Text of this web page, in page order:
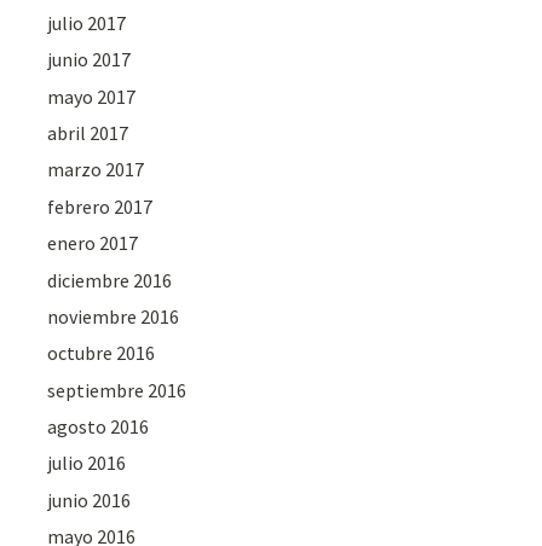
julio 2017
junio 2017
mayo 2017
abril 2017
marzo 2017
febrero 2017
enero 2017
diciembre 2016
noviembre 2016
octubre 2016
septiembre 2016
agosto 2016
julio 2016
junio 2016
mayo 2016